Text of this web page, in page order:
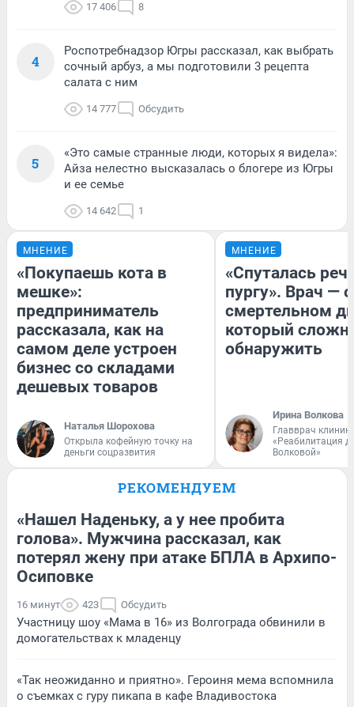
17 406 8
4
Роспотребнадзор Югры рассказал, как выбрать
сочный арбуз, а мы подготовили 3 рецепта
салата с ним
14 777 Обсудить
5
«Это самые странные люди, которых я видела»:
Айза нелестно высказалась о блогере из Югры
и ее семье
14 642 1
МНЕНИЕ
«Покупаешь кота в
мешке»:
предприниматель
рассказала, как на
самом деле устроен
бизнес со складами
дешевых товаров
Наталья Шорохова
Открыла кофейную точку на
деньги соцразвития
МНЕНИЕ
«Спуталась
пургу». Врач — о
смертельном
который
обнаружить
Ирина Волкова
Главврач
«Реабилитация
Волковой»
РЕКОМЕНДУЕМ
«Нашел Наденьку, а у нее пробита
голова». Мужчина рассказал, как
потерял жену при атаке БПЛА в Архипо-
Осиповке
16 минут 423 Обсудить
Участницу шоу «Мама в 16» из Волгограда обвинили в
домогательствах к младенцу
«Так неожиданно и приятно». Героиня мема вспомнила
о съемках с гуру пикапа в кафе Владивостока